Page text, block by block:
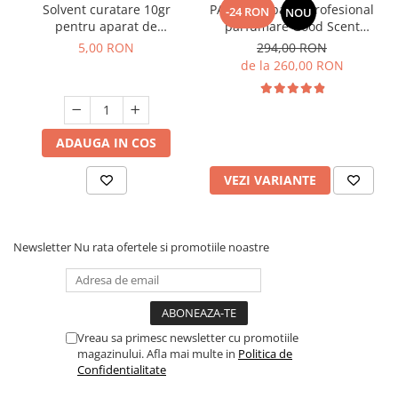
Solvent curatare 10gr
pentru aparat de
parfumare prin nebulizare
5,00 RON
ADAUGA IN COS
-24 RON NOU
PACHET: Aparat profesional
parfumare Good Scent
Aroma Car Diffuser, cu
baterie interna, negru si 5
294,00 RON
de la 260,00 RON
VEZI VARIANTE
Newsletter Nu rata ofertele si promotiile noastre
Vreau sa primesc newsletter cu promotiile
magazinului. Afla mai multe in Politica de
Confidentialitate